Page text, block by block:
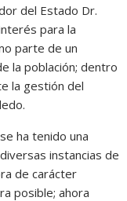
del Estado Dr.
para la
parte de un
la población; dentro
la gestión del
ha tenido una
instancias de
de carácter
posible; ahora